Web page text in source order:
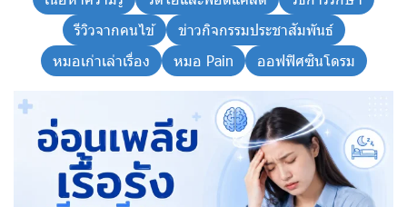
รีวิวจากคนไข้
ข่าวกิจกรรมประชาสัมพันธ์
หมอเก่าเล่าเรื่อง
หมอ Pain ออฟฟิศซินโดรม